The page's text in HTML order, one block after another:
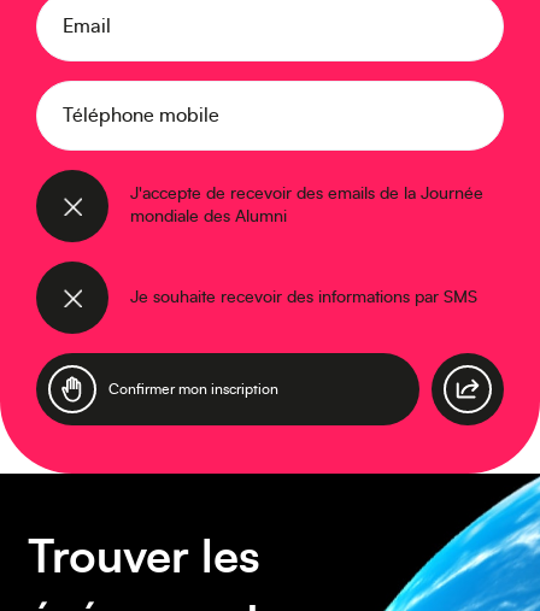
Email
Téléphone mobile
J'accepte de recevoir des emails de la Journée
mondiale des Alumni
Je souhaite recevoir des informations par SMS
Trouver les
Amérique du Sud
Asie
Caraïbes